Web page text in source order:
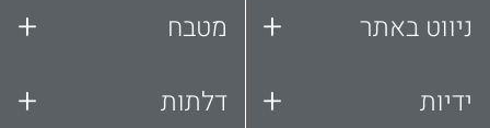
ניווט באתר +
ידיות +
מטבח +
דלתות +